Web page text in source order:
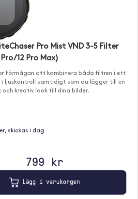
Pro Mist VND 3-5 Filter
Pro/12 Pro Max)
förmågan att kombinera båda filtren i ett
ljuskontroll samtidigt som du lägger till en
och kreativ look till dina bilder.
skickas i dag
799 kr
Lägg i varukorgen